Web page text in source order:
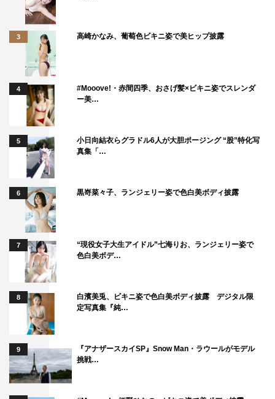
3 高崎かなみ、葡萄色ビキニ姿で美ヒップ披露
4
#Mooove!・赤間四季、おさげ髪×ビキニ姿でスレンダ
ー美…
5
小日向結衣らグラドル6人が大胆ポージング “股”特化写
真集「…
6 黒嵜菜々子、ランジェリー姿で色白美ボディ披露
7
“現役女子大生アイドル”七海りお、ランジェリー姿で
色白美ボデ…
8
白濱美兎、ビキニ姿で色白美ボディ披露 デジタル限
定写真集『純…
9
『アナザースカイSP』Snow Man・ラウールがモデル
挑戦…